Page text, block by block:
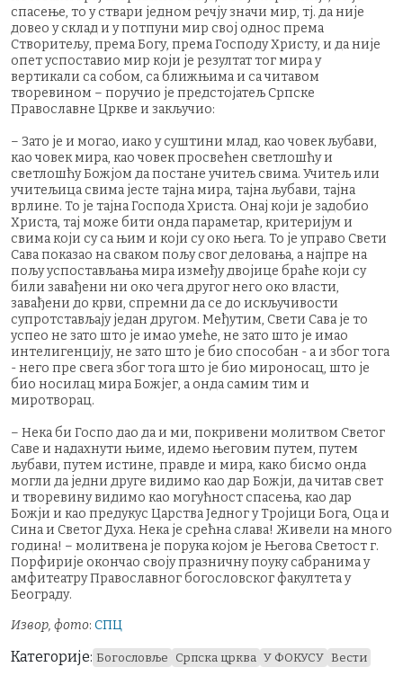
спасење, то у ствари једном речју значи мир, тј. да није
довео у склад и у потпуни мир свој однос према
Створитељу, према Богу, према Господу Христу, и да није
опет успоставио мир који је резултат тог мира у
вертикали са собом, са ближњима и са читавом
творевином – поручио је предстојатељ Српске
Православне Цркве и закључио:
– Зато је и могао, иако у суштини млад, као човек љубави,
као човек мира, као човек просвећен светлошћу и
светлошћу Божјом да постане учитељ свима. Учитељ или
учитељица свима јесте тајна мира, тајна љубави, тајна
врлине. То је тајна Господа Христа. Онај који је задобио
Христа, тај може бити онда параметар, критеријум и
свима који су са њим и који су око њега. То је управо Свети
Сава показао на сваком пољу свог деловања, а најпре на
пољу успостављања мира између двојице браће који су
били завађени ни око чега другог него око власти,
завађени до крви, спремни да се до искључивости
супротстављају један другом. Међутим, Свети Сава је то
успео не зато што је имао умеће, не зато што је имао
интелигенцију, не зато што је био способан - а и због тога
- него пре свега због тога што је био мироносац, што је
био носилац мира Божјег, а онда самим тим и
миротворац.
– Нека би Госпо дао да и ми, покривени молитвом Светог
Саве и надахнути њиме, идемо његовим путем, путем
љубави, путем истине, правде и мира, како бисмо онда
могли да једни друге видимо као дар Божји, да читав свет
и творевину видимо као могућност спасења, као дар
Божји и као предукус Царства Једног у Тројици Бога, Оца и
Сина и Светог Духа. Нека је срећна слава! Живели на много
година! – молитвена је порука којом је Његова Светост г.
Порфирије окончао своју празничну поуку сабранима у
амфитеатру Православног богословског факултета у
Београду.
Извор, фото: СПЦ
Категорије: Богословље Српска црква У ФОКУСУ Вести